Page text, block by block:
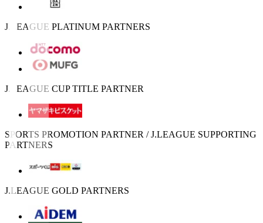
J.LEAGUE PLATINUM PARTNERS
J.LEAGUE CUP TITLE PARTNER
SPORTS PROMOTION PARTNER / J.LEAGUE SUPPORTING
PARTNERS
J.LEAGUE GOLD PARTNERS